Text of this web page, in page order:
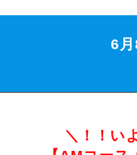
6
＼！！い